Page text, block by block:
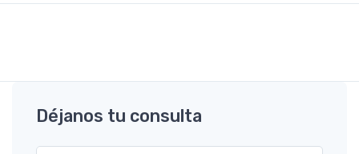
Déjanos tu consulta